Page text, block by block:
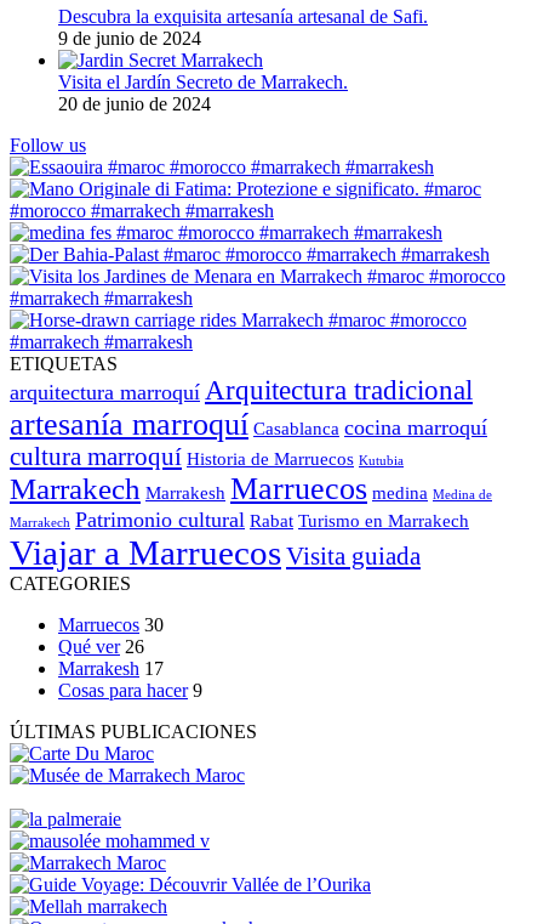
Descubra la exquisita artesanía artesanal de Safi.
9 de junio de 2024
Visita el Jardín Secreto de Marrakech.
20 de junio de 2024
Follow us
ETIQUETAS
arquitectura marroquí Arquitectura tradicional
artesanía marroquí Casablanca cocina marroquí
cultura marroquí Historia de Marruecos Kutubia
Marrakech Marrakesh Marruecos medina Medina de
Marrakech Patrimonio cultural Rabat Turismo en Marrakech
Viajar a MarruecosVisita guiada
CATEGORIES
Marruecos 30
Qué ver 26
Marrakesh 17
Cosas para hacer 9
ÚLTIMAS PUBLICACIONES